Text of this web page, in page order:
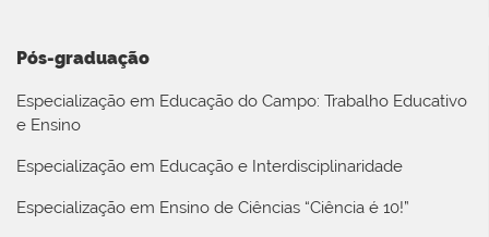
Pós-graduação
Especialização em Educação do Campo: Trabalho Educativo
e Ensino
Especialização em Educação e Interdisciplinaridade
Especialização em Ensino de Ciências “Ciência é 10!”